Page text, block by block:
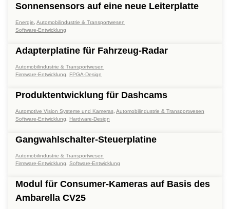
Sonnensensors auf eine neue Leiterplatte
Energie Automobilindustrie & Transportwesen
Software-Entwicklung
Adapterplatine für Fahrzeug-Radar
Automobilindustrie & Transportwesen
Firmware-Entwicklung
FPGA-Design
Produktentwicklung für Dashcams
Automotive Vision Systeme und Kameras Automobilindustrie & Transportwesen
Software-Entwicklung
Hardware-Design
Gangwahlschalter-Steuerplatine
Automobilindustrie & Transportwesen
Firmware-Entwicklung
Software-Entwicklung
Modul für Consumer-Kameras auf Basis des
Ambarella CV25